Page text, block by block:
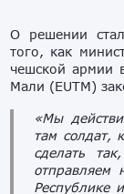
О решении
того, как
чешской армии
Мали (EUTM)
«Мы
там солдат,
сделать
отправляем
Республике